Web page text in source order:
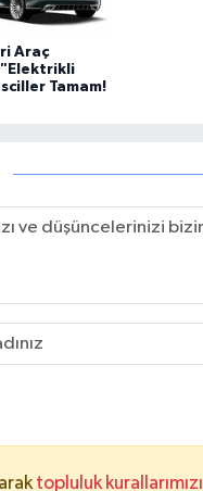
Araç
"Elektrikli
Tamam!
topluluk kurallarımızı